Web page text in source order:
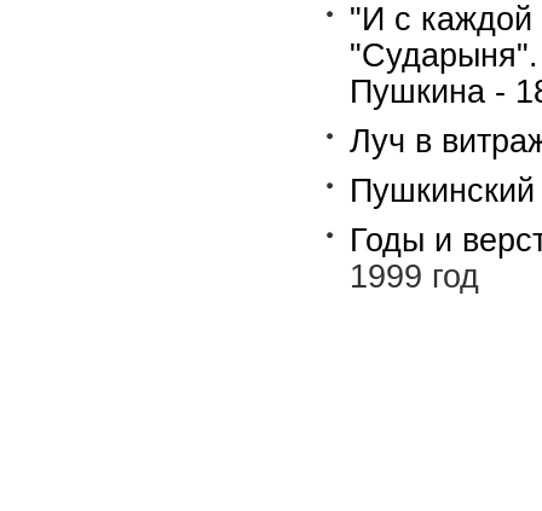
"И с каждой
"Сударыня".
Пушкина -
Луч в
Годы и
1999 год